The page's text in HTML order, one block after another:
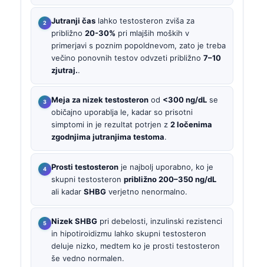
Jutranji čas lahko testosteron zviša za
približno 20-30% pri mlajših moških v
primerjavi s poznim popoldnevom, zato je treba
večino ponovnih testov odvzeti približno 7–10
zjutraj..
Meja za nizek testosteron od <300 ng/dL se
običajno uporablja le, kadar so prisotni
simptomi in je rezultat potrjen z 2 ločenima
zgodnjima jutranjima testoma.
Prosti testosteron je najbolj uporabno, ko je
skupni testosteron približno 200–350 ng/dL
ali kadar SHBG verjetno nenormalno.
Nizek SHBG pri debelosti, inzulinski rezistenci
in hipotiroidizmu lahko skupni testosteron
deluje nizko, medtem ko je prosti testosteron
še vedno normalen.